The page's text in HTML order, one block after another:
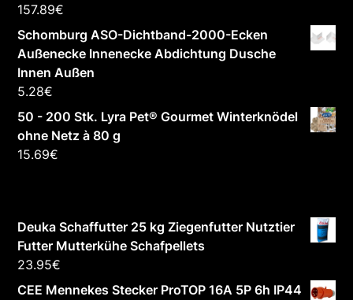
157.89€
Schomburg ASO-Dichtband-2000-Ecken
Außenecke Innenecke Abdichtung Dusche
Innen Außen
5.28€
50 - 200 Stk. Lyra Pet® Gourmet Winterknödel
ohne Netz à 80 g
15.69€
Deuka Schaffutter 25 kg Ziegenfutter Nutztier
Futter Mutterkühe Schafpellets
23.95€
CEE Mennekes Stecker ProTOP 16A 5P 6h IP44